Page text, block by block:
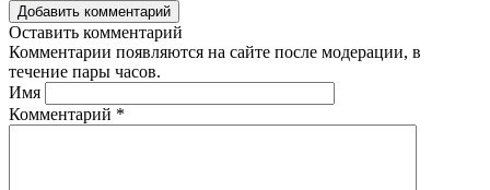
Добавить комментарий
Оставить комментарий
Комментарии появляются на сайте после модерации, в
течение пары часов.
Имя
Комментарий *